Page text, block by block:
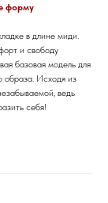
форму
в длине миди.
и свободу
базовая модель для
образа. Исходя из
ведь
себя!